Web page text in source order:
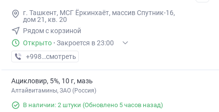
г. Ташкент, МСГ Ёркинхаёт, массив Спутник-16,
дом 21, кв. 20
Рядом с корзиной
Открыто · Закроется в 23:00
+998 (79) XXX-XX-XX
смотреть
Ацикловир, 5%, 10 г, мазь
Алтайвитамины, ЗАО (Россия)
В наличии: 2 штуки (Обновлено 5 часов назад)